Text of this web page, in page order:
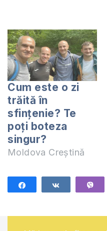
Cum este o zi
trăită în
sfințenie? Te
poți boteza
singur?
Moldova Creștină